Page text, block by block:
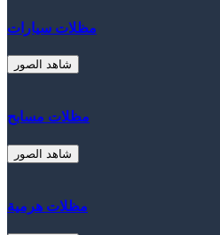
مظلات سيارات
شاهد الصور
مظلات مسابح
شاهد الصور
مظلات هرمية